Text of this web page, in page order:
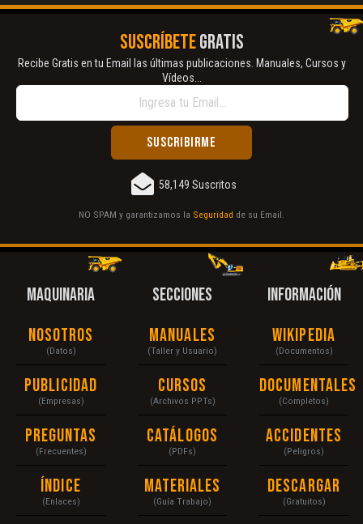
SUSCRÍBETEGRATIS
Recibe Gratis en tu Email las últimas publicaciones. Manuales, Cursos y
Vídeos...
58,149 Suscritos
NO SPAM y garantizamos la Seguridad de su Email.
MAQUINARIA
Nosotros
(Datos)
Publicidad
(Empresas)
Preguntas
(Frecuentes)
Índice
(Enlaces)
SECCIONES
Manuales
(Taller y Usuario)
Cursos
(Archivos PPTs)
Catálogos
(PDFs)
Materiales
(Guía Trabajo)
INFORMACIÓN
Wikipedia
(Documentos)
Documentales
(Completos)
Accidentes
(Peligros)
Descargar
(Gratuitos)